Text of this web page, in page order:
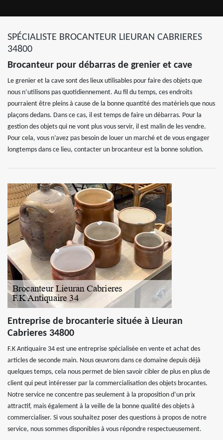
SPÉCIALISTE BROCANTEUR LIEURAN CABRIERES
34800
Brocanteur pour débarras de grenier et cave
Le grenier et la cave sont des lieux utilisables pour faire des objets que
nous n’utilisons pas quotidiennement. Au fil du temps, ces endroits
pourraient être pleins à cause de la bonne quantité des matériels que nous
plaçons dedans. Dans ce cas, il est temps de faire un débarras. Pour la
gestion des objets qui ne vont plus vous servir, il est malin de les vendre.
Pour cela, vous n’avez pas besoin de louer un marché et de vous engager
longtemps dans ce lieu, contacter un brocanteur est la bonne solution.
Entreprise de brocanterie située à Lieuran
Cabrieres 34800
F.K Antiquaire 34 est une entreprise spécialisée en vente et achat des
articles de seconde main. Nous œuvrons dans ce domaine depuis déjà
quelques temps, cela nous permet de bien savoir cibler de plus en plus de
client qui peut intéresser par la commercialisation des objets brocantes.
Notre service ne concentre pas seulement à la proposition d’un prix
attractif, mais également à la veille de la bonne qualité des objets à
commercialiser. Si vous souhaitez poser des questions à propos de notre
service, nous sommes disponibles à vous répondre respectueusement.